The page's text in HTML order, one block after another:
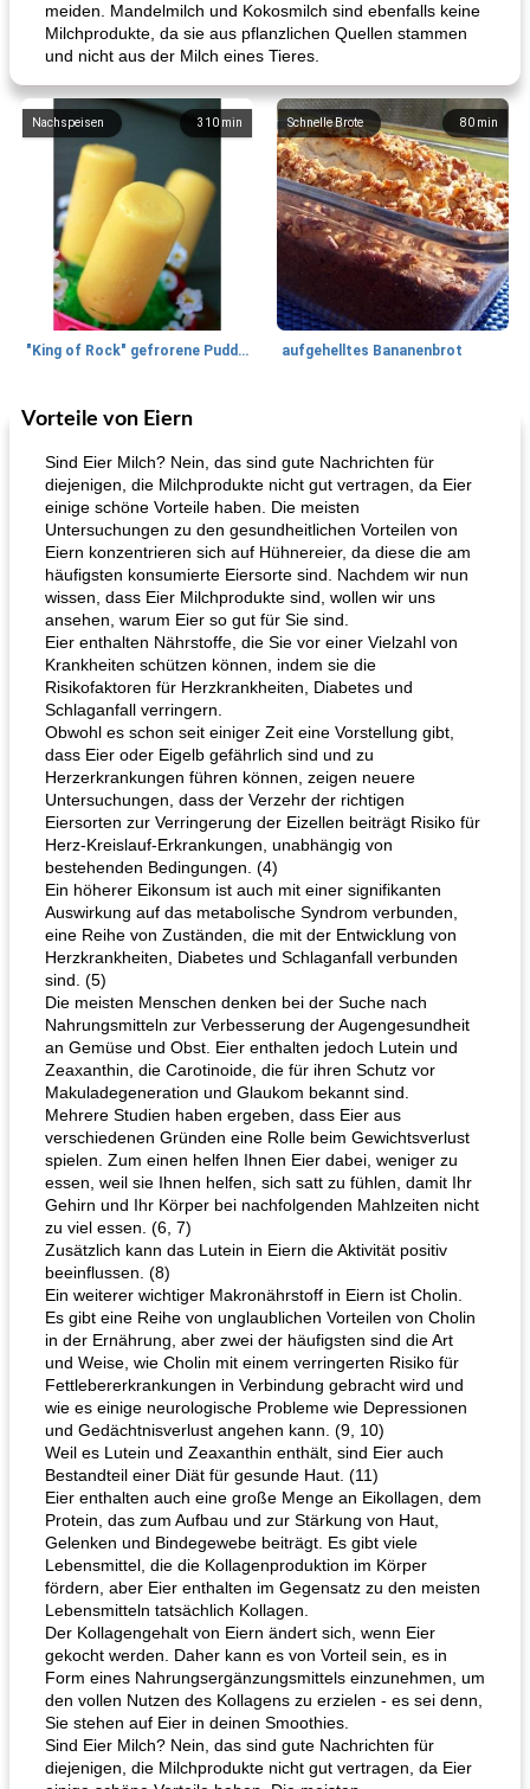
meiden. Mandelmilch und Kokosmilch sind ebenfalls keine
Milchprodukte, da sie aus pflanzlichen Quellen stammen
und nicht aus der Milch eines Tieres.
310 min
Nachspeisen
"King of Rock" gefrorene Pudding Pops
80 min
Schnelle Brote
aufgehelltes Bananenbrot
Mittagessen / Snacks
Hühnchen, Süßkartoffelsuppe
Vorteile von Eiern
Sind Eier Milch? Nein, das sind gute Nachrichten für
diejenigen, die Milchprodukte nicht gut vertragen, da Eier
einige schöne Vorteile haben. Die meisten
Untersuchungen zu den gesundheitlichen Vorteilen von
Eiern konzentrieren sich auf Hühnereier, da diese die am
häufigsten konsumierte Eiersorte sind. Nachdem wir nun
wissen, dass Eier Milchprodukte sind, wollen wir uns
ansehen, warum Eier so gut für Sie sind.
Eier enthalten Nährstoffe, die Sie vor einer Vielzahl von
Krankheiten schützen können, indem sie die
Risikofaktoren für Herzkrankheiten, Diabetes und
Schlaganfall verringern.
Obwohl es schon seit einiger Zeit eine Vorstellung gibt,
dass Eier oder Eigelb gefährlich sind und zu
Herzerkrankungen führen können, zeigen neuere
Untersuchungen, dass der Verzehr der richtigen
Eiersorten zur Verringerung der Eizellen beiträgt Risiko für
Herz-Kreislauf-Erkrankungen, unabhängig von
bestehenden Bedingungen. (4)
Ein höherer Eikonsum ist auch mit einer signifikanten
Auswirkung auf das metabolische Syndrom verbunden,
eine Reihe von Zuständen, die mit der Entwicklung von
Herzkrankheiten, Diabetes und Schlaganfall verbunden
sind. (5)
Die meisten Menschen denken bei der Suche nach
Nahrungsmitteln zur Verbesserung der Augengesundheit
an Gemüse und Obst. Eier enthalten jedoch Lutein und
Zeaxanthin, die Carotinoide, die für ihren Schutz vor
Makuladegeneration und Glaukom bekannt sind.
Mehrere Studien haben ergeben, dass Eier aus
verschiedenen Gründen eine Rolle beim Gewichtsverlust
spielen. Zum einen helfen Ihnen Eier dabei, weniger zu
essen, weil sie Ihnen helfen, sich satt zu fühlen, damit Ihr
Gehirn und Ihr Körper bei nachfolgenden Mahlzeiten nicht
zu viel essen. (6, 7)
Zusätzlich kann das Lutein in Eiern die Aktivität positiv
beeinflussen. (8)
Ein weiterer wichtiger Makronährstoff in Eiern ist Cholin.
Es gibt eine Reihe von unglaublichen Vorteilen von Cholin
in der Ernährung, aber zwei der häufigsten sind die Art
und Weise, wie Cholin mit einem verringerten Risiko für
Fettlebererkrankungen in Verbindung gebracht wird und
wie es einige neurologische Probleme wie Depressionen
und Gedächtnisverlust angehen kann. (9, 10)
Weil es Lutein und Zeaxanthin enthält, sind Eier auch
Bestandteil einer Diät für gesunde Haut. (11)
Eier enthalten auch eine große Menge an Eikollagen, dem
Protein, das zum Aufbau und zur Stärkung von Haut,
Gelenken und Bindegewebe beiträgt. Es gibt viele
Lebensmittel, die die Kollagenproduktion im Körper
fördern, aber Eier enthalten im Gegensatz zu den meisten
Lebensmitteln tatsächlich Kollagen.
Der Kollagengehalt von Eiern ändert sich, wenn Eier
gekocht werden. Daher kann es von Vorteil sein, es in
Form eines Nahrungsergänzungsmittels einzunehmen, um
den vollen Nutzen des Kollagens zu erzielen - es sei denn,
Sie stehen auf Eier in deinen Smoothies.
Sind Eier Milch? Nein, das sind gute Nachrichten für
diejenigen, die Milchprodukte nicht gut vertragen, da Eier